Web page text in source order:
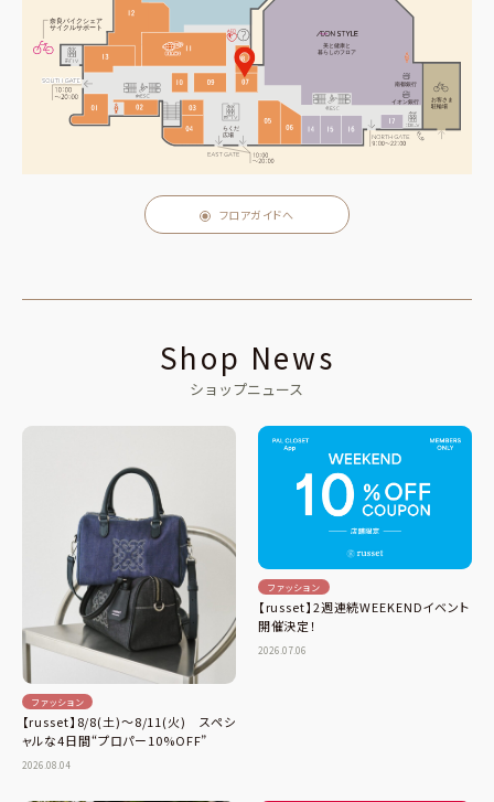
お客さま
駐輪場
奈良バイクシェア
サイクルサポート
南都銀行
イオン銀行
美と健康と
暮らしのフロア
らくだ
広場
フロアガイドへ
Shop News
ショップニュース
ファッション
【russet】8/8(土)～8/11(火) スペシ
ャルな4日間“プロパー10%OFF”
2026.08.04
ファッション
【russet】2週連続WEEKENDイベント
開催決定！
2026.07.06